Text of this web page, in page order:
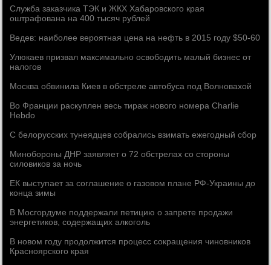
Служба заказчика ТЭК и ЖКХ Хабаровского края
оштрафована на 400 тысяч рублей
Ведев: наиболее вероятная цена на нефть в 2015 году $50-60
Улюкаев призвал максимально освободить малый бизнес от
налогов
Москва обвинила Киев в обстреле автобуса под Волновахой
Во Франции раскуплен весь тираж нового номера Charlie
Hebdo
С белорусских тунеядцев собрались взимать ежегодный сбор
Минобороны ДНР заявляет о 72 обстрелах со стороны
силовиков за ночь
ЕК выступает за соглашение о газовом плане РФ-Украины до
конца зимы
В Мосгордуме поддержали петицию о запрете продажи
энергетиков, содержащих алкоголь
В новом году продолжится процесс сокращения чиновников
Красноярского края